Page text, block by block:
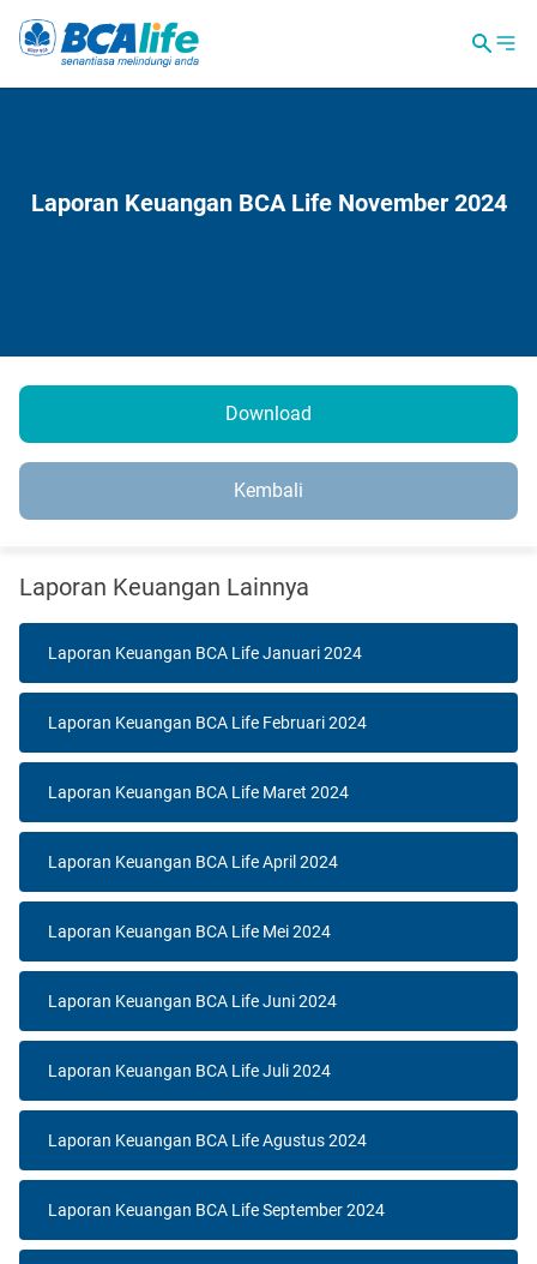
Laporan Keuangan BCA Life November 2024
Download
Kembali
Laporan Keuangan Lainnya
Laporan Keuangan BCA Life Januari 2024
Laporan Keuangan BCA Life Februari 2024
Laporan Keuangan BCA Life Maret 2024
Laporan Keuangan BCA Life April 2024
Laporan Keuangan BCA Life Mei 2024
Laporan Keuangan BCA Life Juni 2024
Laporan Keuangan BCA Life Juli 2024
Laporan Keuangan BCA Life Agustus 2024
Laporan Keuangan BCA Life September 2024